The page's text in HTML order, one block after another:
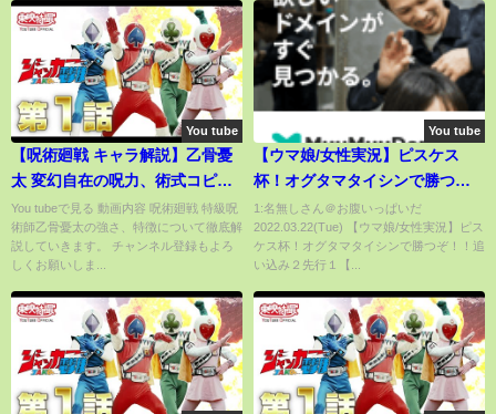
You tube
【呪術廻戦 キャラ解説】乙骨憂
太 変幻自在の呪力、術式コピー
は今も操れる？強さや祈元里香
の秘密まで【徹底解説】
You tubeで見る 動画内容 呪術廻戦 特級呪
術師乙骨憂太の強さ、特徴について徹底解
説していきます。 チャンネル登録もよろ
しくお願いしま...
You tube
【ウマ娘/女性実況】ピスケス
杯！オグタマタイシンで勝つ
ぞ！！追い込み２先行１【わん
こわんわん/STAR SPECTRE】
1:名無しさん＠お腹いっぱいだ
2022.03.22(Tue) 【ウマ娘/女性実況】ピス
ケス杯！オグタマタイシンで勝つぞ！！追
い込み２先行１【...